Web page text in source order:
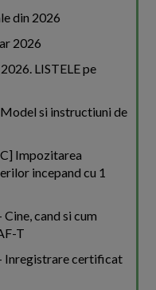
din 2026
2026
LISTELE pe
si instructiuni de
Impozitarea
incepand cu 1
cand si cum
T
Inregistrare certificat